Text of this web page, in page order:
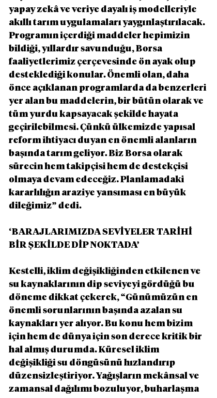
yapay zekâ ve veriye dayalı iş modelleriyle
akıllı tarım uygulamaları yaygınlaştırılacak.
Programın içerdiği maddeler hepimizin
bildiği, yıllardır savunduğu, Borsa
faaliyetlerimiz çerçevesinde ön ayak olup
desteklediği konular. Önemli olan, daha
önce açıklanan programlarda da benzerleri
yer alan bu maddelerin, bir bütün olarak ve
tüm yurdu kapsayacak şekilde hayata
geçirilebilmesi. Çünkü ülkemizde yapısal
reform ihtiyacı duyan en önemli alanların
başında tarım geliyor. Biz Borsa olarak
sürecin hem takipçisi hem de destekçisi
olmaya devam edeceğiz. Planlamadaki
kararlılığın araziye yansıması en büyük
dileğimiz” dedi.
‘BARAJLARIMIZDA SEVİYELER TARİHİ
BİR ŞEKİLDE DİP NOKTADA’
Kestelli, iklim değişikliğinden etkilenen ve
su kaynaklarının dip seviyeyi gördüğü bu
döneme dikkat çekerek, “Günümüzün en
önemli sorunlarının başında azalan su
kaynakları yer alıyor. Bu konu hem bizim
için hem de dünya için son derece kritik bir
hal almış durumda. Küresel iklim
değişikliği su döngüsünü hızlandırıp
düzensizleştiriyor. Yağışların mekânsal ve
zamansal dağılımı bozuluyor, buharlaşma